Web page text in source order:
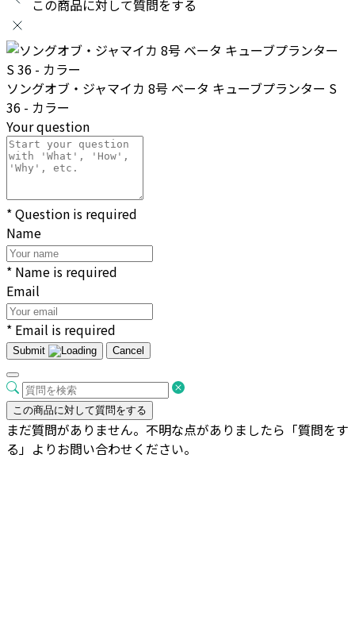
この商品に対して質問をする
ソングオブ・ジャマイカ 8号 ベータ キューブプランター S
36 - カラー
Your question
* Question is required
Name
* Name is required
Email
* Email is required
Submit Cancel
この商品に対して質問をする
まだ質問がありません。不明な点がありましたら「質問をす
る」よりお問い合わせください。